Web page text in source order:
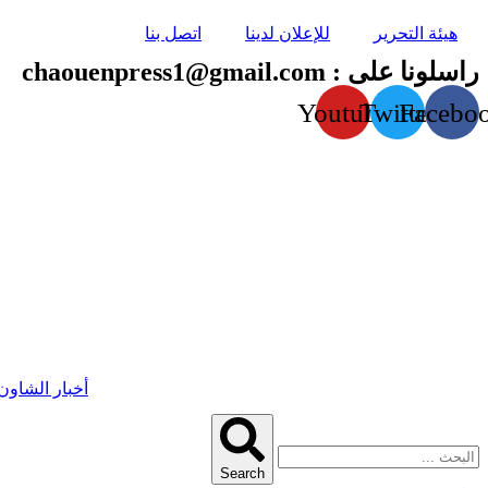
هيئة التحرير للإعلان لدينا اتصل بنا
راسلونا على : chaouenpress1@gmail.com
Twitter
Youtube
أخبار
Search